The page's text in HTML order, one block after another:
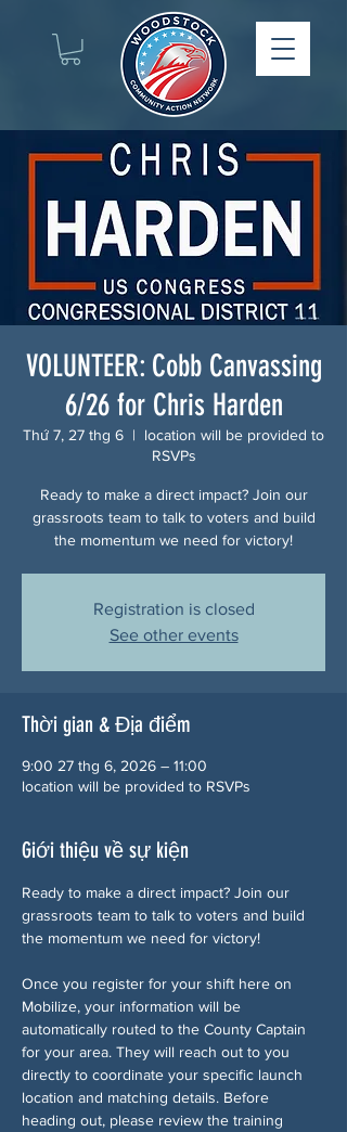
VOLUNTEER: Cobb Canvassing
6/26 for Chris Harden
Thứ 7, 27 thg 6
  |
location will be provided to
RSVPs
Ready to make a direct impact? Join our
grassroots team to talk to voters and build
the momentum we need for victory!
Registration is closed
See other events
Thời gian & Địa điểm
9:00 27 thg 6, 2026 – 11:00
location will be provided to RSVPs
Giới thiệu về sự kiện
Ready to make a direct impact? Join our
grassroots team to talk to voters and build
the momentum we need for victory!
Once you register for your shift here on
Mobilize, your information will be
automatically routed to the County Captain
for your area. They will reach out to you
directly to coordinate your specific launch
location and matching details. Before
heading out, please review the training